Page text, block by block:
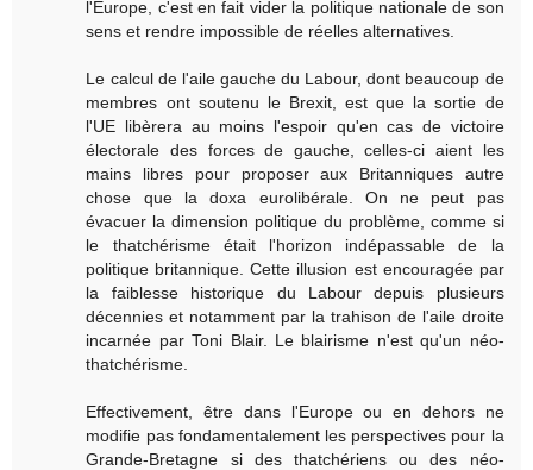
l'Europe, c'est en fait vider la politique nationale de son
sens et rendre impossible de réelles alternatives.
Le calcul de l'aile gauche du Labour, dont beaucoup de
membres ont soutenu le Brexit, est que la sortie de
l'UE libèrera au moins l'espoir qu'en cas de victoire
électorale des forces de gauche, celles-ci aient les
mains libres pour proposer aux Britanniques autre
chose que la doxa eurolibérale. On ne peut pas
évacuer la dimension politique du problème, comme si
le thatchérisme était l'horizon indépassable de la
politique britannique. Cette illusion est encouragée par
la faiblesse historique du Labour depuis plusieurs
décennies et notamment par la trahison de l'aile droite
incarnée par Toni Blair. Le blairisme n'est qu'un néo-
thatchérisme.
Effectivement, être dans l'Europe ou en dehors ne
modifie pas fondamentalement les perspectives pour la
Grande-Bretagne si des thatchériens ou des néo-